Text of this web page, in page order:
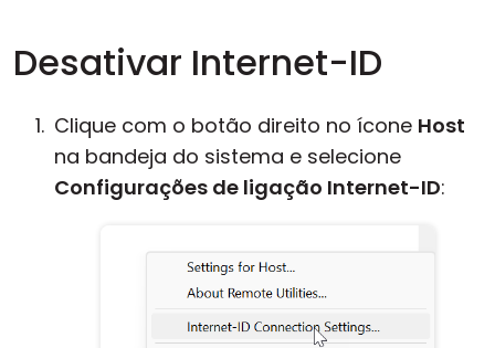
Desativar Internet-ID
Clique com o botão direito no ícone Host
na bandeja do sistema e selecione
Configurações de ligação Internet-ID: